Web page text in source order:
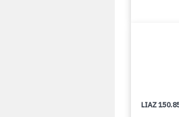
LIAZ